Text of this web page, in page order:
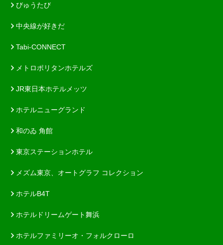
びゅうたび
中央線が好きだ
Tabi-CONNECT
メトロポリタンホテルズ
JR東日本ホテルメッツ
ホテルニューグランド
和のゐ 角館
東京ステーションホテル
メズム東京、オートグラフ コレクション
ホテルB4T
ホテルドリームゲート舞浜
ホテルファミリーオ・フォルクローロ